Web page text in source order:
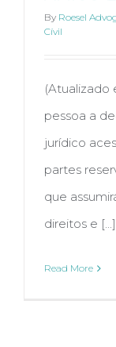
By Roesel
Cívil
pessoa a
jurídico
partes
que
direitos e [...]
Read More